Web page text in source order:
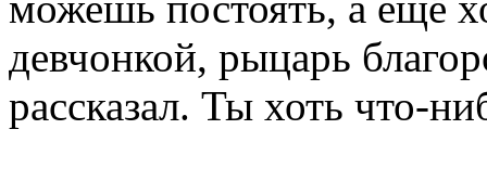
девчонкой, рыцарь
рассказал. Ты хоть что-